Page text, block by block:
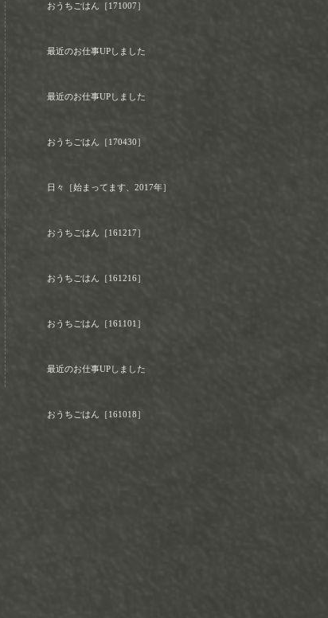
おうちごはん［171007］
最近のお仕事UPしました
最近のお仕事UPしました
おうちごはん［170430］
日々［始まってます、2017年］
おうちごはん［161217］
おうちごはん［161216］
おうちごはん［161101］
最近のお仕事UPしました
おうちごはん［161018］